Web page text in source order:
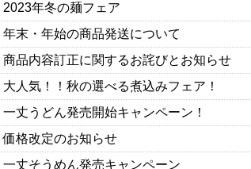
2023年冬の麺フェア
年末・年始の商品発送について
商品内容訂正に関するお詫びとお知らせ
大人気！！秋の選べる煮込みフェア！
一丈うどん発売開始キャンペーン！
価格改定のお知らせ
一丈そうめん発売キャンペーン